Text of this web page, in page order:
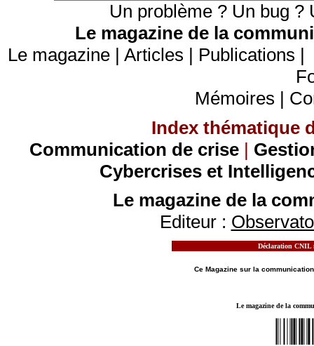
Un problème ? Un bug
Le magazine de la
Le magazine| Articles | Publications |
Mémoires |
Index thématique
Communication de crise |
Cybercrises et
Le magazine de la
Editeur :
Déclaration CNIL
Ce Magazine sur la communication
Le magazine de la